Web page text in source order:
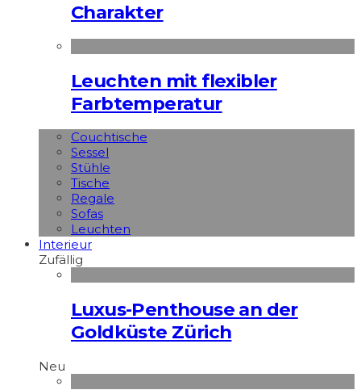
Charakter
Leuchten mit flexibler
Farbtemperatur
Couchtische
Sessel
Stühle
Tische
Regale
Sofas
Leuchten
Interieur
Zufällig
Luxus-Penthouse an der
Goldküste Zürich
Neu